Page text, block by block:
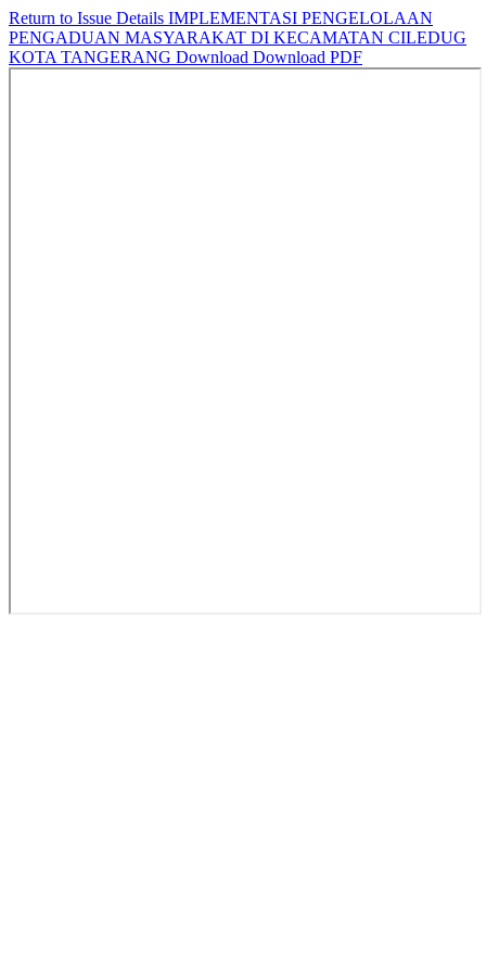
Return to Issue Details IMPLEMENTASI PENGELOLAAN
PENGADUAN MASYARAKAT DI KECAMATAN CILEDUG
KOTA TANGERANG Download Download PDF